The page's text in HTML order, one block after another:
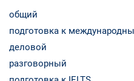
общий
подготовка к
деловой
разговорный